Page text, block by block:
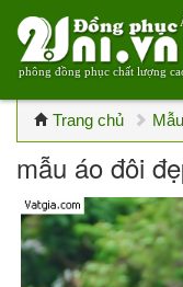
phông đồng phục chất lượng
Trang chủ
mẫu áo đôi